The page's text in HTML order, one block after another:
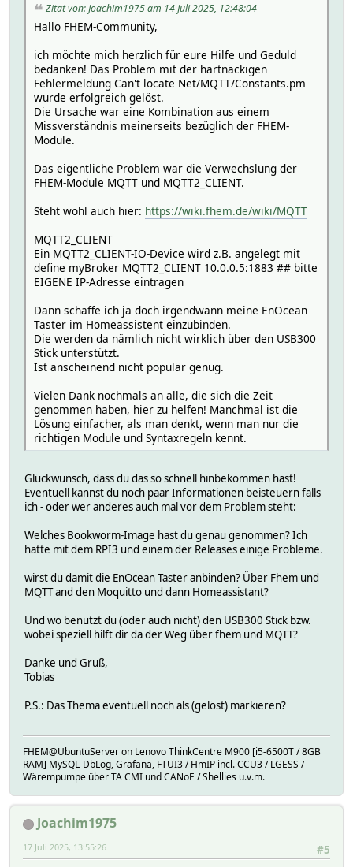
Zitat von: Joachim1975 am 14 Juli 2025, 12:48:04
Hallo FHEM-Community,
ich möchte mich herzlich für eure Hilfe und Geduld
bedanken! Das Problem mit der hartnäckigen
Fehlermeldung Can't locate Net/MQTT/Constants.pm
wurde erfolgreich gelöst.
Die Ursache war eine Kombination aus einem
Missverständnis meinerseits bezüglich der FHEM-
Module.
Das eigentliche Problem war die Verwechslung der
FHEM-Module MQTT und MQTT2_CLIENT.
Steht wohl auch hier: https://wiki.fhem.de/wiki/MQTT
MQTT2_CLIENT
Ein MQTT2_CLIENT-IO-Device wird z.B. angelegt mit
define myBroker MQTT2_CLIENT 10.0.0.5:1883 ## bitte
EIGENE IP-Adresse eintragen
Dann schaffe ich ja doch irgendwann meine EnOcean
Taster im Homeassistent einzubinden.
Die werden da nämlich nicht wirklich über den USB300
Stick unterstützt.
Ist anscheinend nicht populär genug.
Vielen Dank nochmals an alle, die sich die Zeit
genommen haben, hier zu helfen! Manchmal ist die
Lösung einfacher, als man denkt, wenn man nur die
richtigen Module und Syntaxregeln kennt.
Glückwunsch, dass du das so schnell hinbekommen hast!
Eventuell kannst du noch paar Informationen beisteuern falls
ich - oder wer anderes auch mal vor dem Problem steht:
Welches Bookworm-Image hast du genau genommen? Ich
hatte mit dem RPI3 und einem der Releases einige Probleme.
wirst du damit die EnOcean Taster anbinden? Über Fhem und
MQTT and den Moquitto und dann Homeassistant?
Und wo benutzt du (oder auch nicht) den USB300 Stick bzw.
wobei speziell hilft dir da der Weg über fhem und MQTT?
Danke und Gruß,
Tobias
P.S.: Das Thema eventuell noch als (gelöst) markieren?
FHEM@UbuntuServer on Lenovo ThinkCentre M900 [i5-6500T / 8GB
RAM] MySQL-DbLog, Grafana, FTUI3 / HmIP incl. CCU3 / LGESS /
Wärempumpe über TA CMI und CANoE / Shellies u.v.m.
Joachim1975
#5
17 Juli 2025, 13:55:26